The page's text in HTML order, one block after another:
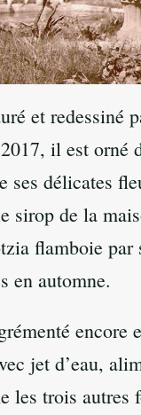
et redessiné
il est orné
ses délicates
sirop de la
flamboie par
en automne.
encore
jet d’eau,
les trois autres